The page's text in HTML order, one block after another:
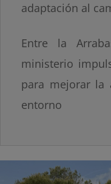
adaptación al
Entre la
ministerio
para mejorar la
entorno